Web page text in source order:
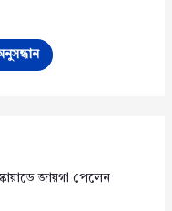
জায়গা পেলেন